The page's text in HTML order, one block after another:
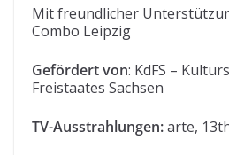
Mit freundlicher
Combo Leipzig
Gefördert von: KdFS –
Freistaates Sachsen
TV-Ausstrahlungen:arte,